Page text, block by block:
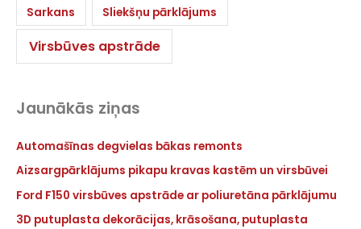
Sarkans Sliekšņu pārklājums
Virsbūves apstrāde
Jaunākās ziņas
Automašīnas degvielas bākas remonts
Aizsargpārklājums pikapu kravas kastēm un virsbūvei
Ford F150 virsbūves apstrāde ar poliuretāna pārklājumu
3D putuplasta dekorācijas, krāsošana, putuplasta